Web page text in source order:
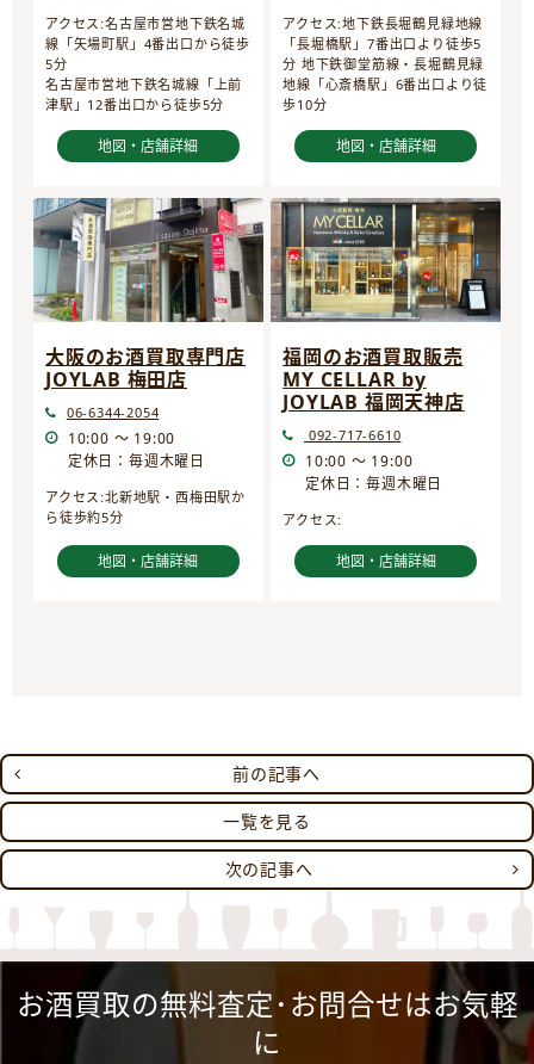
アクセス:名古屋市営地下鉄名城
線「矢場町駅」4番出口から徒歩
5分
名古屋市営地下鉄名城線「上前
津駅」12番出口から徒歩5分
地図・店舗詳細
アクセス:地下鉄長堀鶴見緑地線
「長堀橋駅」7番出口より徒歩5
分 地下鉄御堂筋線・長堀鶴見緑
地線「心斎橋駅」6番出口より徒
歩10分
地図・店舗詳細
大阪のお酒買取専門店
JOYLAB 梅田店
06-6344-2054
10:00 ～ 19:00
定休日：毎週木曜日
アクセス:北新地駅・西梅田駅か
ら徒歩約5分
地図・店舗詳細
福岡のお酒買取販売
MY CELLAR by
JOYLAB 福岡天神店
092-717-6610
10:00 ～ 19:00
定休日：毎週木曜日
アクセス:
地図・店舗詳細
前の記事へ
一覧を見る
次の記事へ
お酒買取の無料査定･お問合せはお気軽
に